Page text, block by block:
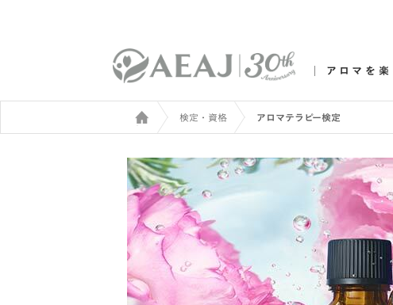
アロマを楽
検定・資格 アロマテラピー検定